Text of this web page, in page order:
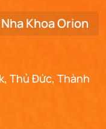
Khoa Orion
Thủ Đức, Thành